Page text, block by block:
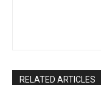
RELATED ARTICLES